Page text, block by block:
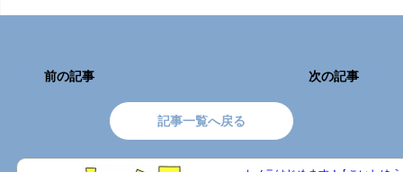
前の記事
記事一覧へ戻る
次の記事